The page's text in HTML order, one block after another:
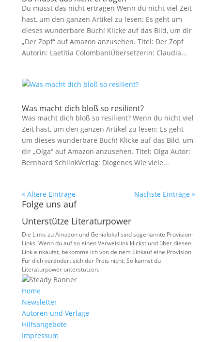
Du musst das nicht ertragen Wenn du nicht viel Zeit
hast, um den ganzen Artikel zu lesen: Es geht um
dieses wunderbare Buch! Klicke auf das Bild, um dir
„Der Zopf“ auf Amazon anzusehen. Titel: Der Zopf
Autorin: Laetitia ColombaniÜbersetzerin: Claudia...
Was macht dich bloß so resilient?
Was macht dich bloß so resilient? Wenn du nicht viel
Zeit hast, um den ganzen Artikel zu lesen: Es geht
um dieses wunderbare Buch! Klicke auf das Bild, um
dir „Olga“ auf Amazon anzusehen. Titel: Olga Autor:
Bernhard SchlinkVerlag: Diogenes Wie viele...
« Ältere Einträge Nächste Einträge »
Folge uns auf
Unterstütze Literaturpower
Die Links zu Amazon und Genialokal sind sogenannte Provision-
Links. Wenn du auf so einen Verweislink klickst und über diesen
Link einkaufst, bekomme ich von deinem Einkauf eine Provision.
Für dich verändert sich der Preis nicht. So kannst du
Literaturpower unterstützen.
Home
Newsletter
Autoren und Verlage
Hilfsangebote
Impressum